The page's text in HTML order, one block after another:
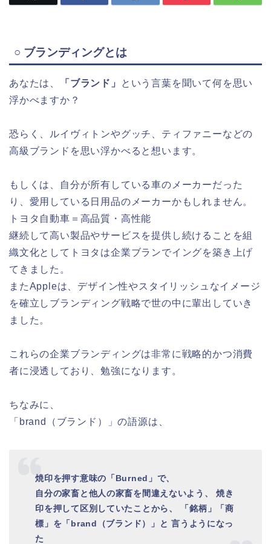
○ ブランディングとは
あなたは、 「ブランド」
という言葉を聞いて何を思い
浮かべますか？
恐らく、ルイヴィトンやグッチ、ティファニーなどの
高級ブランドを思い浮かべると想います。
もしくは、自分が所有している車のメーカーだった
り、愛用している日用品のメーカーかもしれません。
トヨタ自動車＝高品質・高性能
継続して高い製品やサービスを提供し続けることを組
織文化としてトヨタは企業ブランでイングを築き上げ
てきました。
またAppleは、デザイン性やスタイリッシュなイメージ
を確立しブランディング戦略で世の中に輩出していき
ました。
これらの企業ブランディングは非常に戦略的かつ消費
者に浸透しており、勉強になります。
ちなみに、
「brand（ブランド）」の語源は、
焼印を押す意味の「Burned」で、
自分の家畜と他人の家畜を間違えないよう、 焼き
印を押して区別していたことから、 「銘柄」「商
標」を「brand（ブランド）」と 言うようになっ
た